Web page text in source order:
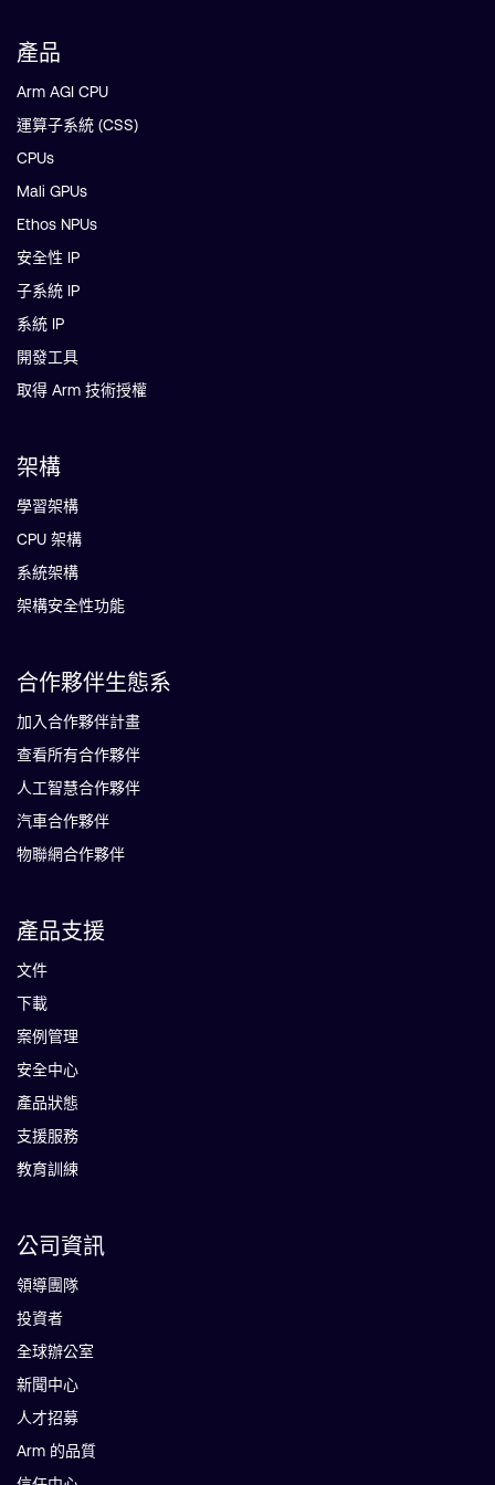
產品
Arm AGI CPU
運算子系統 (CSS)
CPUs
Mali GPUs
Ethos NPUs
安全性 IP
子系統 IP
系統 IP
開發工具
取得 Arm 技術授權
架構
學習架構
CPU 架構
系統架構
架構安全性功能
合作夥伴生態系
加入合作夥伴計畫
查看所有合作夥伴
人工智慧合作夥伴
汽車合作夥伴
物聯網合作夥伴
產品支援
文件
下載
案例管理
安全中心
產品狀態
支援服務
教育訓練
公司資訊
領導團隊
投資者
全球辦公室
新聞中心
人才招募
Arm 的品質